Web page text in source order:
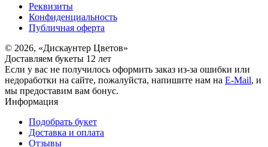
Реквизиты
Конфиденциальность
Публичная оферта
© 2026, «Дискаунтер Цветов»
Доставляем букеты 12 лет
Если у вас не получилось оформить заказ из-за ошибки или
недоработки на сайте, пожалуйста, напишите нам на E-Mail, и
мы предоставим вам бонус.
Информация
Подобрать букет
Доставка и оплата
Отзывы